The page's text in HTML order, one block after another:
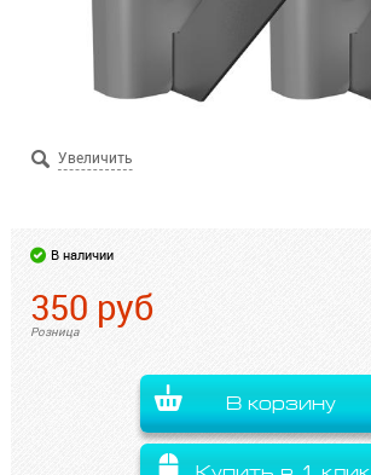
В наличии
350 руб
Розница
В корзину